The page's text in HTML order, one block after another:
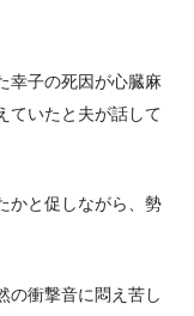
幸子の死因が心臓麻
ていたと夫が話して
かと促しながら、勢
の衝撃音に悶え苦し